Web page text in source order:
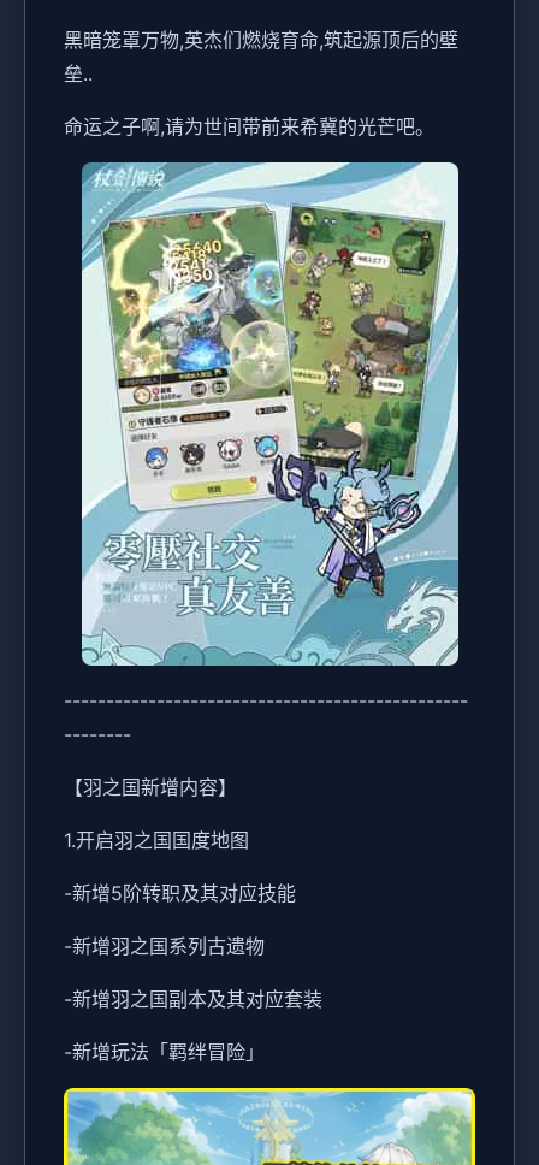
黑暗笼罩万物,英杰们燃烧育命,筑起源顶后的壁
垒..
命运之子啊,请为世间带前来希冀的光芒吧。
------------------------------------------------
--------
【羽之国新增内容】
1.开启羽之国国度地图
-新增5阶转职及其对应技能
-新增羽之国系列古遗物
-新增羽之国副本及其对应套装
-新增玩法「羁绊冒险」